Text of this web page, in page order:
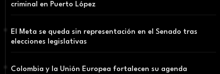
criminal en Puerto López
El Meta se queda sin representación en el Senado tras
elecciones legislativas
Colombia y la Unión Europea fortalecen su agenda